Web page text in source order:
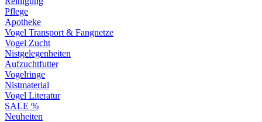
Pflege
Apotheke
Vogel Transport & Fangnetze
Vogel Zucht
Nistgelegenheiten
Aufzuchtfutter
Vogelringe
Nistmaterial
Vogel Literatur
SALE %
Neuheiten